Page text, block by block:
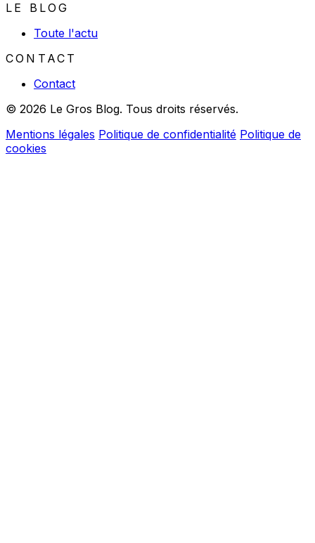
LE BLOG
Toute l'actu
CONTACT
Contact
© 2026 Le Gros Blog. Tous droits réservés.
Mentions légales Politique de confidentialité Politique de
cookies